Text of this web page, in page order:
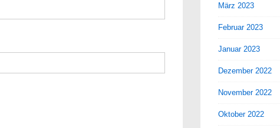
März 2023
Februar 2023
Januar 2023
Dezember 2022
November 2022
Oktober 2022